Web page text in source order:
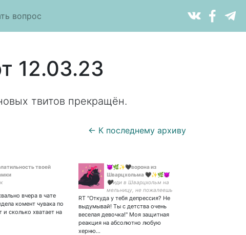
вопрос
12.03.23
твитов прекращён.
← К последнему архиву
твоей
вчера в чате
комент чувака по
и сколько хватает на
😈🌿✨🖤ворона из
Шварцхольма 🖤✨🌿😈
🖤иди в Шварцхольм на
мельницу, не пожалеешь
🖤 Чернокнижница,
сатанистка и ведьма,
Серый Дом, готика,
вороны, мельницы и
Германия - 💜✨🌿
RT "Откуда у тебя депрессия? Не
выдумывай! Ты с детства очень
веселая девочка!" Моя защитная
реакция на абсолютно любую
херню…